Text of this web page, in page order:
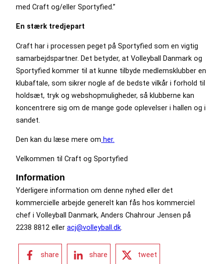
med Craft og/eller Sportyfied.”
En stærk tredjepart
Craft har i processen peget på Sportyfied som en vigtig
samarbejdspartner. Det betyder, at Volleyball Danmark og
Sportyfied kommer til at kunne tilbyde medlemsklubber en
klubaftale, som sikrer nogle af de bedste vilkår i forhold til
holdsæt, tryk og webshopmuligheder, så klubberne kan
koncentrere sig om de mange gode oplevelser i hallen og i
sandet.
Den kan du læse mere om her.
Velkommen til Craft og Sportyfied
Information
Yderligere information om denne nyhed eller det
kommercielle arbejde generelt kan fås hos kommerciel
chef i Volleyball Danmark, Anders Chahrour Jensen på
2238 8812 eller acj@volleyball.dk.
share share tweet